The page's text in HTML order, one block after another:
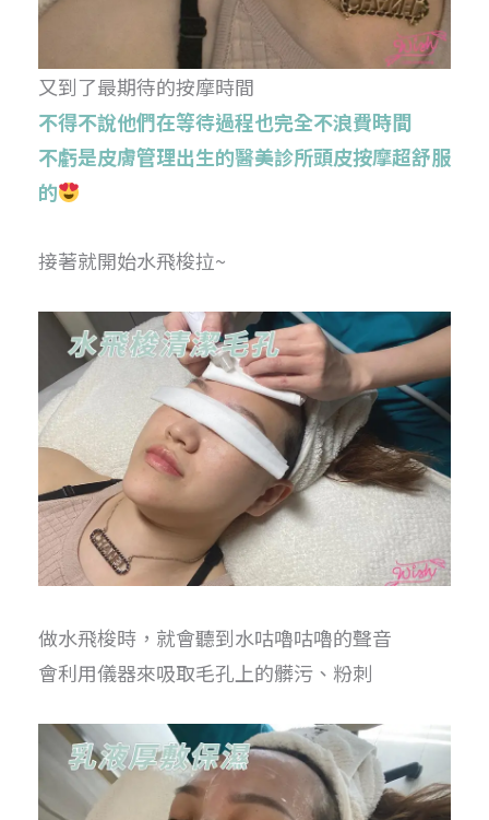
又到了最期待的按摩時間
不得不說他們在等待過程也完全不浪費時間
不虧是皮膚管理出生的醫美診所頭皮按摩超舒服
的
接著就開始水飛梭拉~
做水飛梭時，就會聽到水咕嚕咕嚕的聲音
會利用儀器來吸取毛孔上的髒污、粉刺